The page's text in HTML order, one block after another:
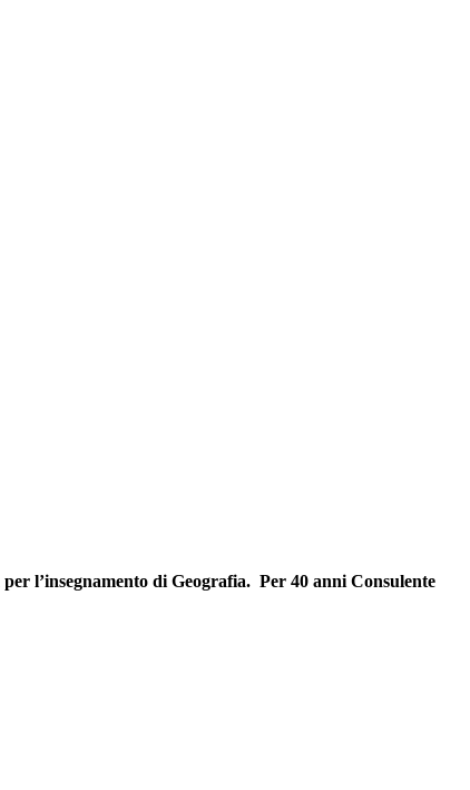
l’insegnamento di Geografia. Per 40 anni Consulente